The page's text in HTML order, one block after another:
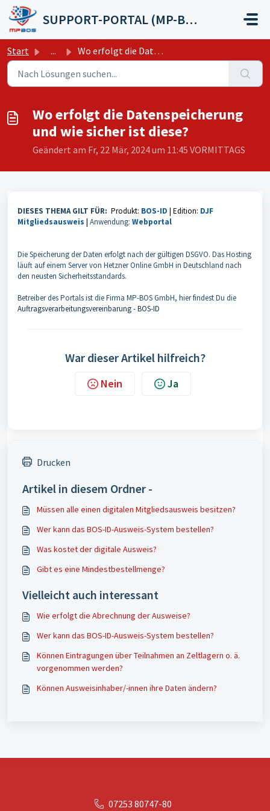
Zum hauptsächlichen Inhalt gehen
SUPPORT-PORTAL (MP-BOS GmbH)
Start ... Wo erfolgt die Datenspeicherung und wie sicher ist diese?
Wo erfolgt die Datenspeicherung
und wie sicher ist diese?
Geändert am Fr, 22 Mär, 2024 um 11:45 VORMITTAGS
DIESES THEMA GILT FÜR: Produkt: BOS-ID | Edition: DJF
Mitgliedsausweis | Anwendung: Webportal
Die Speicherung der Daten erfolgt nach der gültigen DSGVO. Das Hosting
läuft auf einem Server von Hetzner Online GmbH in Deutschland nach
den neusten Sicherheitsstandards.
Betreiber des Portals ist die Firma MP-BOS GmbH, hier findest Du die
Auftragsverarbeitungsvereinbarung - BOS-ID
War dieser Artikel hilfreich?
Nein Ja
Drucken
Artikel in diesem Ordner -
Müssen alle einen digitalen Mitgliedsausweis besitzen?
Wer kann das BOS-ID-Ausweis-System bestellen?
Was kostet der digitale Ausweis?
Gibt es eine Mindestbestellmenge?
Vielleicht auch interessant
Wie erfolgt die Abrechnung der Ausweise?
Wer kann das BOS-ID-Ausweis-System bestellen?
Können Eintragungen über Teilnahmen an Zeltlagern o. ä.
vorgenommen werden?
Können Ausweisinhaber/-innen ihre Daten ändern?
07253 80747-80